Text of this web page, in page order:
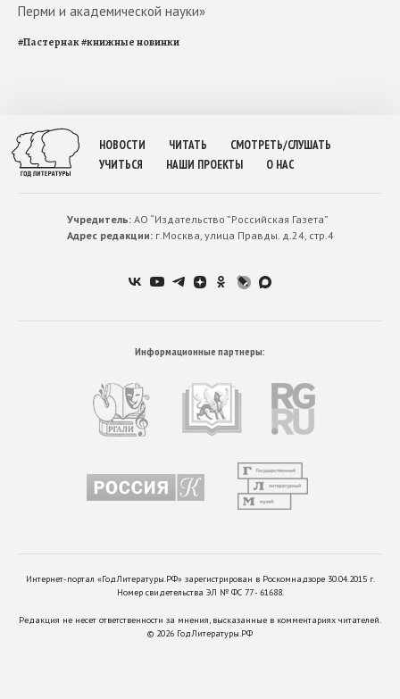
Перми и академической науки»
#Пастернак#книжные новинки
НОВОСТИ ЧИТАТЬ
СМОТРЕТЬ/СЛУШАТЬ
УЧИТЬСЯ
НАШИ ПРОЕКТЫ О НАС
Учредитель:АО “Издательство ”Российская Газета”
Адрес редакции:г.Москва, улица Правды. д.24, стр.4
Информационные партнеры:
Интернет-портал «ГодЛитературы.РФ» зарегистрирован в Роскомнадзоре 30.04.2015 г.
Номер свидетельства ЭЛ № ФС 77 - 61688.
Редакция не несет ответственности за мнения, высказанные в комментариях читателей.
© 2026 ГодЛитературы.РФ